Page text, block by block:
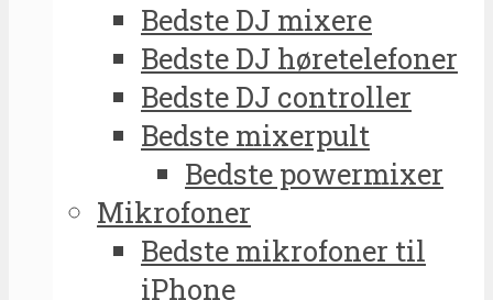
Bedste DJ mixere
Bedste DJ høretelefoner
Bedste DJ controller
Bedste mixerpult
Bedste powermixer
Mikrofoner
Bedste mikrofoner til
iPhone